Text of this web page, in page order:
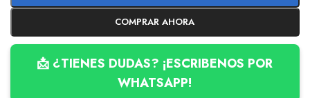
COMPRAR AHORA
📩 ¿TIENES DUDAS? ¡ESCRIBENOS POR
WHATSAPP!